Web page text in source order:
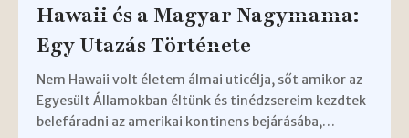
Hawaii és a Magyar Nagymama:
Egy Utazás Története
Nem Hawaii volt életem álmai uticélja, sőt amikor az
Egyesült Államokban éltünk és tinédzsereim kezdtek
belefáradni az amerikai kontinens bejárásába,…